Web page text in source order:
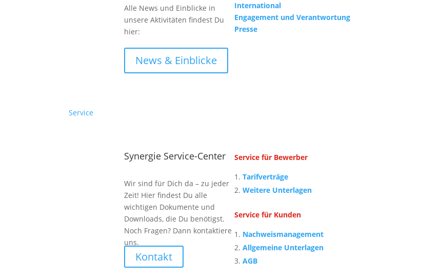
Alle News und Einblicke in
unsere Aktivitäten findest Du
hier:
News & Einblicke
International
Engagement und Verantwortung
Presse
Service
Synergie Service-Center
Wir sind für Dich da – zu jeder
Zeit! Hier findest Du alle
wichtigen Dokumente und
Downloads, die Du benötigst.
Noch Fragen? Dann kontaktiere
uns.
Kontakt
Service für Bewerber
Tarifverträge
Weitere Unterlagen
Service für Kunden
Nachweismanagement
Allgemeine Unterlagen
AGB